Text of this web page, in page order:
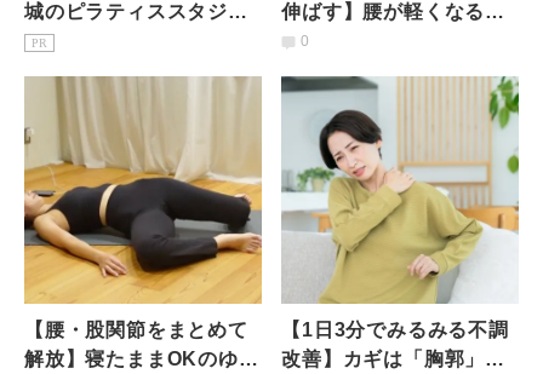
城のピラティススタジオ7
選｜初心者・女性専用を
PR
伸ばす】腰が軽くなる仰
向けストレッチ
0
【腰・股関節をまとめて
解放】寝たままOKのゆら
【1日3分でみるみる不調
改善】カギは「胸郭」の